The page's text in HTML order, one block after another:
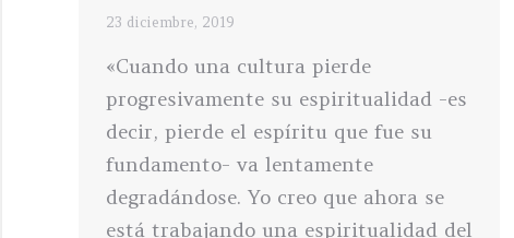
23 diciembre, 2019
«Cuando una cultura pierde
progresivamente su espiritualidad -es
decir, pierde el espíritu que fue su
fundamento- va lentamente
degradándose. Yo creo que ahora se
está trabajando una espiritualidad del